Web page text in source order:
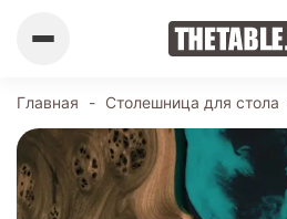
Главная - Столешница для стола